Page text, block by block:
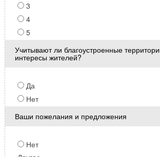
3
4
5
Учитывают ли благоустроенные
интересы жителей?
Да
Нет
Ваши пожелания и предложения
Нет